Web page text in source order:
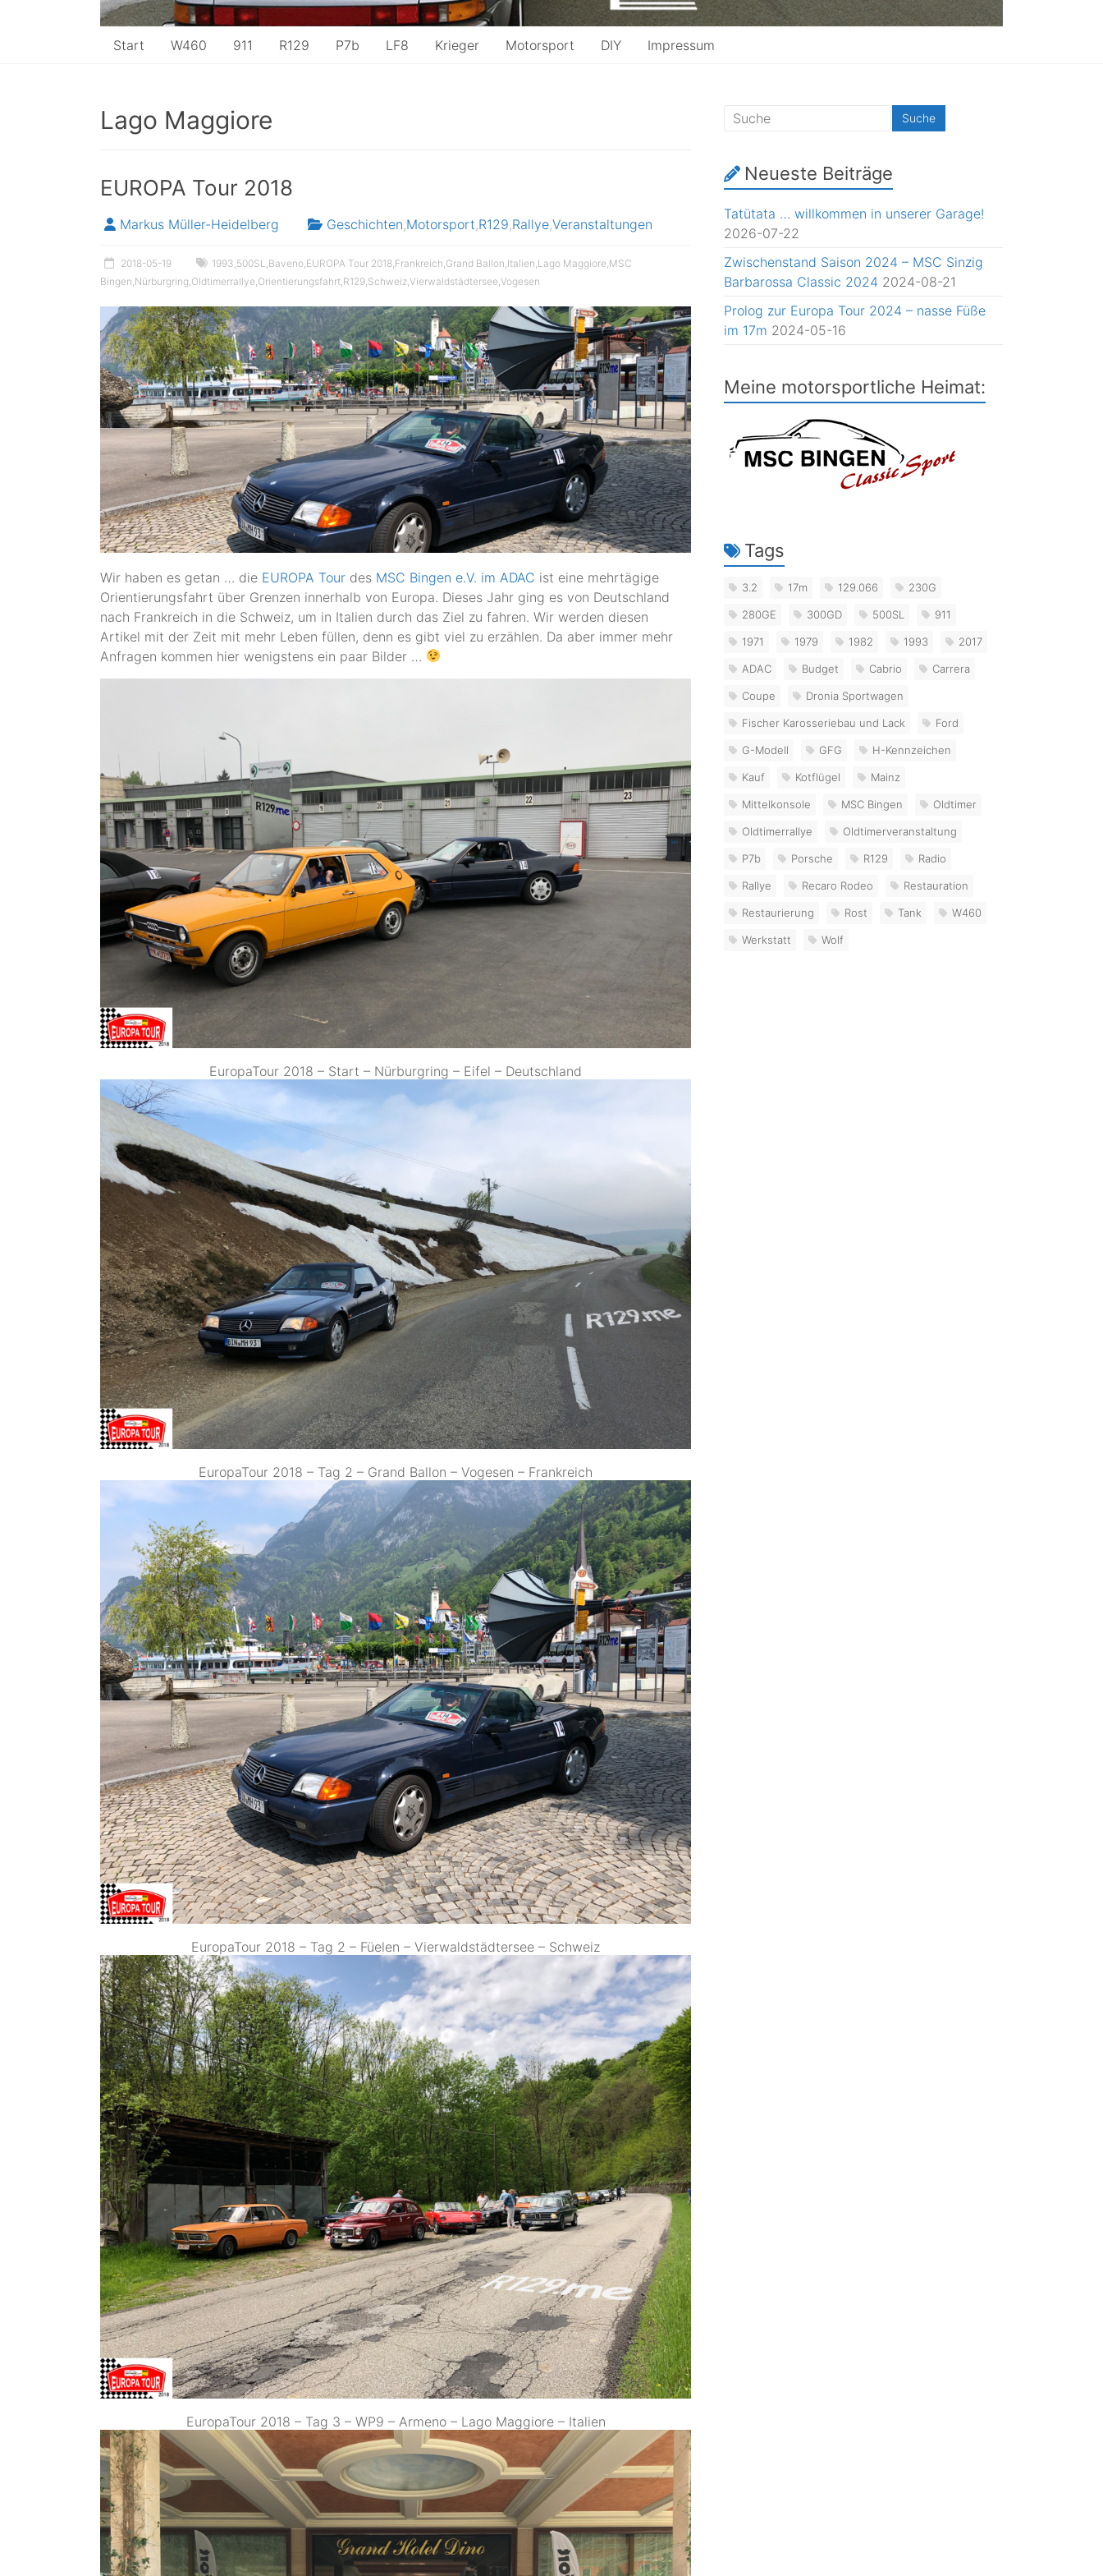
Start W460 911 R129 P7b LF8 Krieger Motorsport DIY Impressum
Lago Maggiore
EUROPA Tour 2018
Markus Müller-Heidelberg Geschichten,Motorsport,R129,Rallye,Veranstaltungen
2018-05-19 1993 500SL Baveno EUROPA Tour 2018 Frankreich Grand Ballon Italien Lago Maggiore MSC
Bingen Nürburgring Oldtimerrallye Orientierungsfahrt R129 Schweiz Vierwaldstädtersee Vogesen
Wir haben es getan … die EUROPA Tour des MSC Bingen e.V. im ADAC ist eine mehrtägige
Orientierungsfahrt über Grenzen innerhalb von Europa. Dieses Jahr ging es von Deutschland
nach Frankreich in die Schweiz, um in Italien durch das Ziel zu fahren. Wir werden diesen
Artikel mit der Zeit mit mehr Leben füllen, denn es gibt viel zu erzählen. Da aber immer mehr
Anfragen kommen hier wenigstens ein paar Bilder …
EuropaTour 2018 – Start – Nürburgring – Eifel – Deutschland
EuropaTour 2018 – Tag 2 – Grand Ballon – Vogesen – Frankreich
EuropaTour 2018 – Tag 2 – Füelen – Vierwaldstädtersee – Schweiz
EuropaTour 2018 – Tag 3 – WP9 – Armeno – Lago Maggiore – Italien
Neueste Beiträge
Tatütata … willkommen in unserer Garage!
2026-07-22
Zwischenstand Saison 2024 – MSC Sinzig
Barbarossa Classic 2024 2024-08-21
Prolog zur Europa Tour 2024 – nasse Füße
im 17m 2024-05-16
Meine motorsportliche Heimat:
Tags
3.2 17m 129.066 230G
280GE 300GD 500SL 911
1971 1979 1982 1993 2017
ADAC Budget Cabrio Carrera
Coupe Dronia Sportwagen
Fischer Karosseriebau und Lack Ford
G-Modell GFG H-Kennzeichen
Kauf Kotflügel Mainz
Mittelkonsole MSC Bingen Oldtimer
Oldtimerrallye Oldtimerveranstaltung
P7b Porsche R129 Radio
Rallye Recaro Rodeo Restauration
Restaurierung Rost Tank W460
Werkstatt Wolf